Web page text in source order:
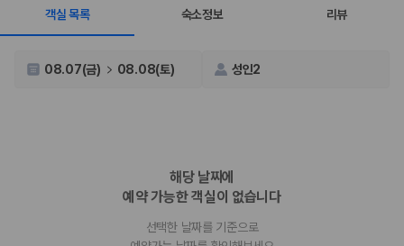
제주렌트카 가격비교는 카모아에서 한 번에
제주도 렌트카는 업체마다 차량 가격, 보험 조건, 면책금, 보상 한도, 인수
장소, 취소 규정이 다릅니다. 카모아는 여러 제주 렌트카 업체의 조건을 한
경차, 소형, 준중형, 중형, SUV, 승합차 등 여행
인원에 맞는 차종별 가격을 비교합니다.
객실 목록 숙소정보 리뷰
08.07(금) 08.08(토) 성인2
해당 날짜에
예약 가능한 객실이 없습니다
선택한 날짜를 기준으로